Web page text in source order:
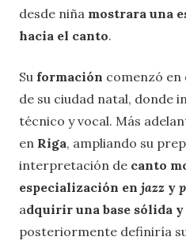
desde niña mostrara una
hacia el canto.
Su formación comenzó en
de su ciudad natal, donde
técnico y vocal. Más
en Riga, ampliando su
interpretación de canto
especialización en jazz y
adquirir una base sólida
posteriormente definiría